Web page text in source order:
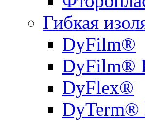
Гибкая
DyFilm®
DyFilm®
DyFlex®
DyTerm®